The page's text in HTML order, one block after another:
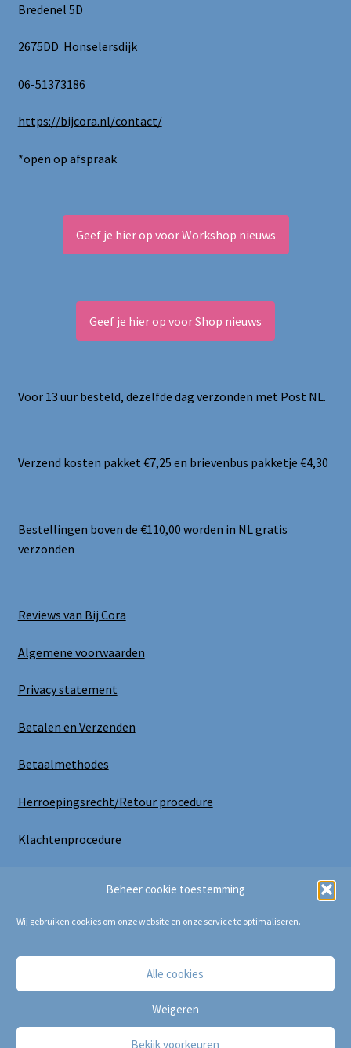
Beheer cookie toestemming
Wij gebruiken cookies om onze website en onze service te optimaliseren.
Alle cookies
Weigeren
Bekijk voorkeuren
Bredenel 5D
2675DD Honselersdijk
06-51373186
https://bijcora.nl/contact/
*open op afspraak
Geef je hier op voor Workshop nieuws
Geef je hier op voor Shop nieuws
Voor 13 uur besteld, dezelfde dag verzonden met Post NL.
Verzend kosten pakket €7,25 en brievenbus pakketje €4,30
Bestellingen boven de €110,00 worden in NL gratis
verzonden
Reviews van Bij Cora
Algemene voorwaarden
Privacy statement
Betalen en Verzenden
Betaalmethodes
Herroepingsrecht/Retour procedure
Klachtenprocedure
Copyright Bij Cora 2025